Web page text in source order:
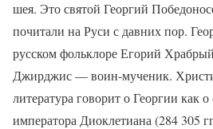
шея. Это святой Георгий
почитали на Руси с давних пор.
русском фоль­клоре Егорий
Джирджис — воин-мученик.
литература говорит о Георгии как
императора Диокле­тиана (284 305